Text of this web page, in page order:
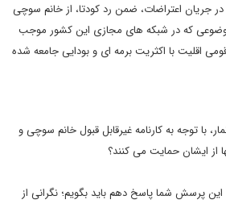
در جریان اعتراضات، ضمن رد کودتا، از خانم سوچی
که در شبکه های مجازی این کشور موجب
اقلیت با اکثریت برمه ای و بودایی جامعه شده
با توجه به کارنامه غیرقابل قبول خانم سوچی و
از ایشان حمایت می کنند؟
پرسش شما پاسخ دهم باید بگویم؛ نگرانی از